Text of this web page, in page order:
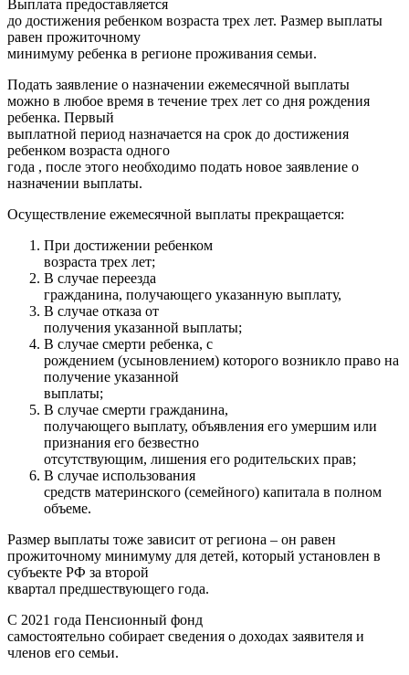
Выплата предоставляется
до достижения ребенком возраста трех лет. Размер выплаты
равен прожиточному
минимуму ребенка в регионе проживания семьи.
Подать заявление о назначении ежемесячной выплаты
можно в любое время в течение трех лет со дня рождения
ребенка. Первый
выплатной период назначается на срок до достижения
ребенком возраста одного
года , после этого необходимо подать новое заявление о
назначении выплаты.
Осуществление ежемесячной выплаты прекращается:
При достижении ребенком
возраста трех лет;
В случае переезда
гражданина, получающего указанную выплату,
В случае отказа от
получения указанной выплаты;
В случае смерти ребенка, с
рождением (усыновлением) которого возникло право на
получение указанной
выплаты;
В случае смерти гражданина,
получающего выплату, объявления его умершим или
признания его безвестно
отсутствующим, лишения его родительских прав;
В случае использования
средств материнского (семейного) капитала в полном
объеме.
Размер выплаты тоже зависит от региона – он равен
прожиточному минимуму для детей, который установлен в
субъекте РФ за второй
квартал предшествующего года.
С 2021 года Пенсионный фонд
самостоятельно собирает сведения о доходах заявителя и
членов его семьи.